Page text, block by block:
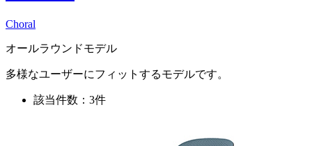
Choral
オールラウンドモデル
多様なユーザーにフィットするモデルです。
該当件数：3件